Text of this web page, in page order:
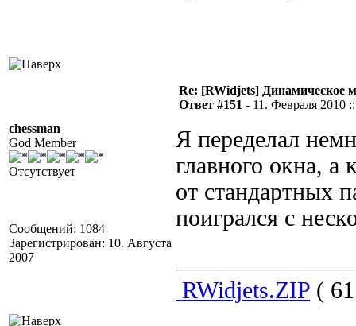
chessman
God Member
Отсутствует
Сообщений: 1084
Зарегистрирован: 10. Августа
2007
Re: [RWidjets] Динамическое
Ответ #151 - 11. Февраля 2010
Я переделал
главного окна, а
от стандартных
поигрался с
RWidjets.ZIP (